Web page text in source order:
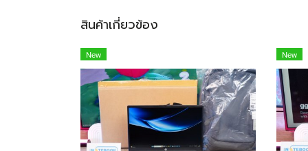
สินค้าเกี่ยวข้อง
New New